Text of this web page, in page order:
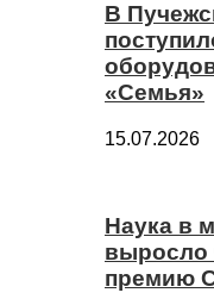
В
«Семья»
15.07.2026
Наука в
выросло
премию